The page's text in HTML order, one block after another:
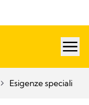
Esigenze speciali